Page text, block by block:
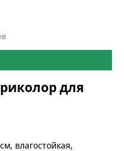
для
влагостойкая,